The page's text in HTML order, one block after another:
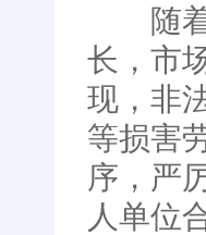
随着“
长，市
现，非
等损害
序，严
人单位